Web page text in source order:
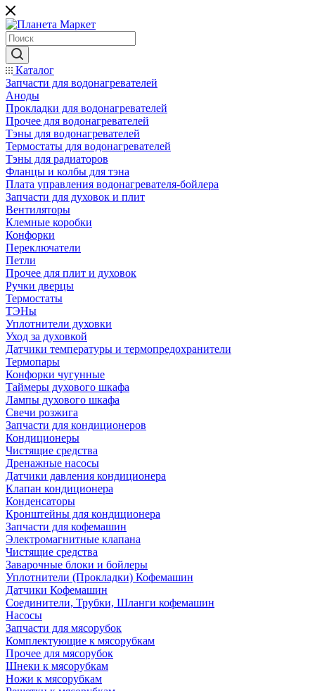
Каталог
Запчасти для водонагревателей
Аноды
Прокладки для водонагревателей
Прочее для водонагревателей
Тэны для водонагревателей
Термостаты для водонагревателей
Тэны для радиаторов
Фланцы и колбы для тэна
Плата управления водонагревателя-бойлера
Запчасти для духовок и плит
Вентиляторы
Клемные коробки
Конфорки
Переключатели
Петли
Прочее для плит и духовок
Ручки дверцы
Термостаты
ТЭНы
Уплотнители духовки
Уход за духовкой
Датчики температуры и термопредохранители
Термопары
Конфорки чугунные
Таймеры духового шкафа
Лампы духового шкафа
Свечи розжига
Запчасти для кондиционеров
Кондиционеры
Чистящие средства
Дренажные насосы
Датчики давления кондиционера
Клапан кондиционера
Конденсаторы
Кронштейны для кондиционера
Запчасти для кофемашин
Электромагнитные клапана
Чистящие средства
Заварочные блоки и бойлеры
Уплотнители (Прокладки) Кофемашин
Датчики Кофемашин
Соединители, Трубки, Шланги кофемашин
Насосы
Запчасти для мясорубок
Комплектующие к мясорубкам
Прочее для мясорубок
Шнеки к мясорубкам
Ножи к мясорубкам